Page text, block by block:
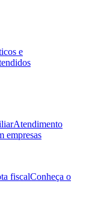
e
Atendimento
empresas
fiscalConheça o